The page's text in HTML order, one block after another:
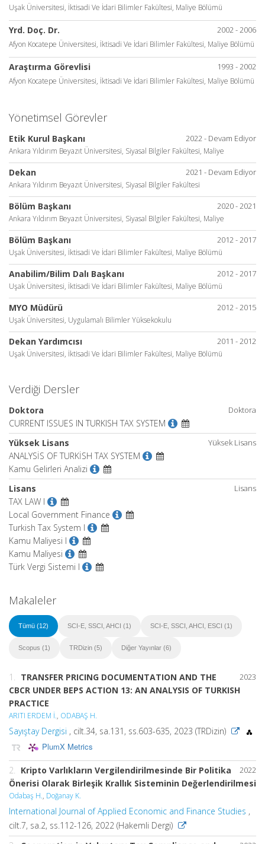
Uşak Üniversitesi, İktisadi Ve İdari Bilimler Fakültesi, Maliye Bölümü
2002 - 2006
Yrd. Doç. Dr.
Afyon Kocatepe Üniversitesi, İktisadi Ve İdari Bilimler Fakültesi, Maliye Bölümü
1993 - 2002
Araştırma Görevlisi
Afyon Kocatepe Üniversitesi, İktisadi Ve İdari Bilimler Fakültesi, Maliye Bölümü
Yönetimsel Görevler
2022 - Devam Ediyor
Etik Kurul Başkanı
Ankara Yıldırım Beyazıt Üniversitesi, Siyasal Bilgiler Fakültesi, Maliye
2021 - Devam Ediyor
Dekan
Ankara Yıldırım Beyazıt Üniversitesi, Siyasal Bilgiler Fakültesi
2020 - 2021
Bölüm Başkanı
Ankara Yıldırım Beyazıt Üniversitesi, Siyasal Bilgiler Fakültesi, Maliye
2012 - 2017
Bölüm Başkanı
Uşak Üniversitesi, İktisadi Ve İdari Bilimler Fakültesi, Maliye Bölümü
2012 - 2017
Anabilim/Bilim Dalı Başkanı
Uşak Üniversitesi, İktisadi Ve İdari Bilimler Fakültesi, Maliye Bölümü
2012 - 2015
MYO Müdürü
Uşak Üniversitesi, Uygulamalı Bilimler Yüksekokulu
2011 - 2012
Dekan Yardımcısı
Uşak Üniversitesi, İktisadi Ve İdari Bilimler Fakültesi, Maliye Bölümü
Verdiği Dersler
Doktora
Doktora
CURRENT ISSUES IN TURKISH TAX SYSTEM
Yüksek Lisans
Yüksek Lisans
ANALYSİS OF TURKİSH TAX SYSTEM
Kamu Gelirleri Analizi
Lisans
Lisans
TAX LAW I
Local Government Finance
Turkish Tax System I
Kamu Maliyesi I
Kamu Maliyesi
Türk Vergi Sistemi I
Makaleler
Tümü (12) SCI-E, SSCI, AHCI (1) SCI-E, SSCI, AHCI, ESCI (1)
Scopus (1) TRDizin (5) Diğer Yayınlar (6)
2023
1. TRANSFER PRICING DOCUMENTATION AND THE
CBCR UNDER BEPS ACTION 13: AN ANALYSIS OF TURKISH
PRACTICE
ARITI ERDEM İ., ODABAŞ H.
Sayıştay Dergisi , cilt.34, sa.131, ss.603-635, 2023 (TRDizin)
PlumX Metrics
2022
2. Kripto Varlıkların Vergilendirilmesinde Bir Politika
Önerisi Olarak Birleşik Krallık Sisteminin Değerlendirilmesi
Odabaş H., Doğanay K.
International Journal of Applied Economic and Finance Studies ,
cilt.7, sa.2, ss.112-126, 2022 (Hakemli Dergi)